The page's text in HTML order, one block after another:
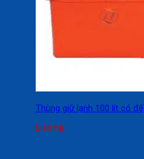
Thùng giữ lạnh 100 lít có đế
Liên hệ